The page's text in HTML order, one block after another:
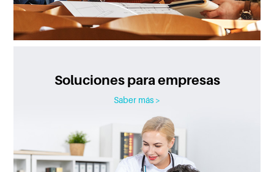
Soluciones para empresas
Saber más >